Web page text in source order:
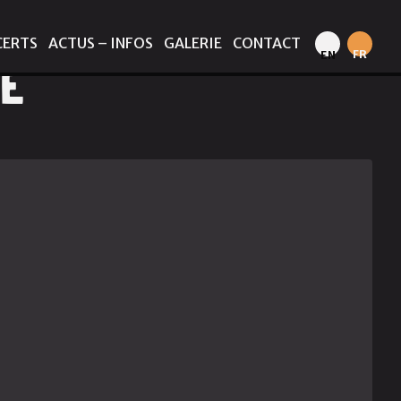
ACTUS – INFOS GALERIE CONTACT
EN FR